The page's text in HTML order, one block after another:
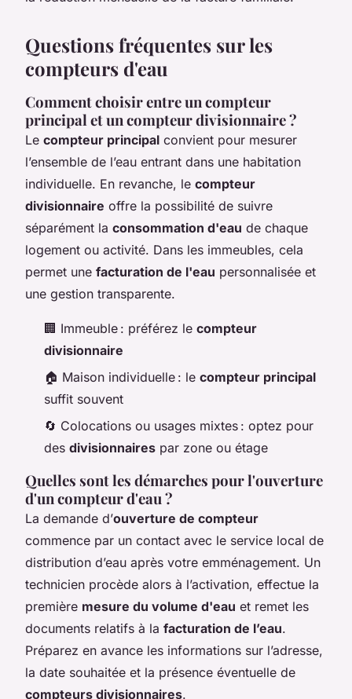
Questions fréquentes sur les
compteurs d'eau
Comment choisir entre un compteur
principal et un compteur divisionnaire ?
Le compteur principal convient pour mesurer
l’ensemble de l’eau entrant dans une habitation
individuelle. En revanche, le compteur
divisionnaire offre la possibilité de suivre
séparément la consommation d'eau de chaque
logement ou activité. Dans les immeubles, cela
permet une facturation de l'eau personnalisée et
une gestion transparente.
🏢 Immeuble : préférez le compteur
divisionnaire
🏠 Maison individuelle : le compteur principal
suffit souvent
🔄 Colocations ou usages mixtes : optez pour
des divisionnaires par zone ou étage
Quelles sont les démarches pour l'ouverture
d'un compteur d'eau ?
La demande d’ouverture de compteur
commence par un contact avec le service local de
distribution d’eau après votre emménagement. Un
technicien procède alors à l’activation, effectue la
première mesure du volume d'eau et remet les
documents relatifs à la facturation de l’eau.
Préparez en avance les informations sur l’adresse,
la date souhaitée et la présence éventuelle de
compteurs divisionnaires.